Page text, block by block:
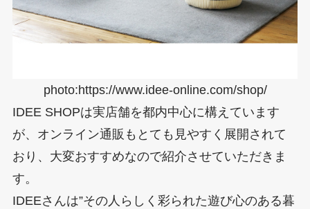
photo:https://www.idee-online.com/shop/
IDEE SHOPは実店舗を都内中心に構えています
が、オンライン通販もとても見やすく展開されて
おり、大変おすすめなので紹介させていただきま
す。
IDEEさんは”その人らしく彩られた遊び心のある暮